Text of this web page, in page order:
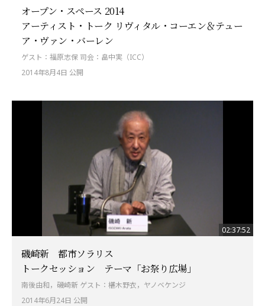
オープン・スペース 2014
アーティスト・トーク リヴィタル・コーエン＆テュー
ア・ヴァン・バーレン
ゲスト：福原志保 司会：畠中実（ICC）
2014年8月4日 公開
02:37:52
磯崎新 都市ソラリス
トークセッション テーマ「お祭り広場」
南後由和，磯崎新 ゲスト：椹木野衣，ヤノベケンジ
2014年6月24日 公開